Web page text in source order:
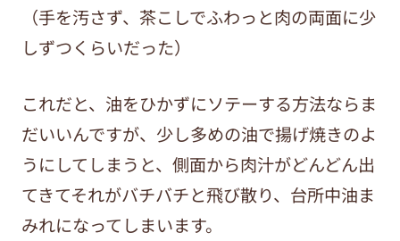
（手を汚さず、茶こしでふわっと肉の両面に少
しずつくらいだった）
これだと、油をひかずにソテーする方法ならま
だいいんですが、少し多めの油で揚げ焼きのよ
うにしてしまうと、側面から肉汁がどんどん出
てきてそれがバチバチと飛び散り、台所中油ま
みれになってしまいます。